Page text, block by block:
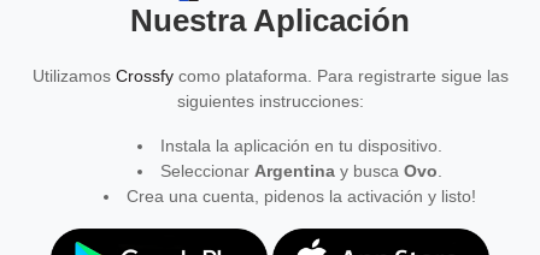
Nuestra Aplicación
Utilizamos Crossfycomo plataforma. Para registrarte sigue las
siguientes instrucciones:
Instala la aplicación en tu dispositivo.
Seleccionar Argentinay busca Ovo
Crea una cuenta, pidenos la activación y listo!